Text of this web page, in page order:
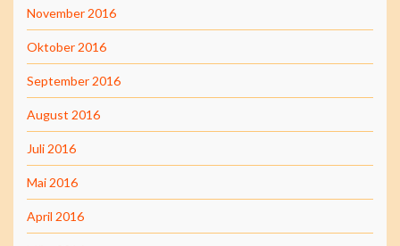
November 2016
Oktober 2016
September 2016
August 2016
Juli 2016
Mai 2016
April 2016